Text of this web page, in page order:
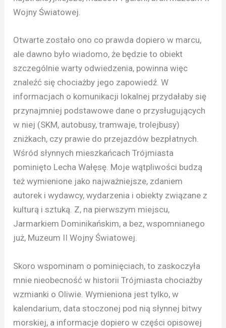
Wojny Światowej.
Otwarte zostało ono co prawda dopiero w marcu,
ale dawno było wiadomo, że będzie to obiekt
szczególnie warty odwiedzenia, powinna więc
znaleźć się chociażby jego zapowiedź. W
informacjach o komunikacji lokalnej przydałaby się
przynajmniej podstawowe dane o przysługujących
w niej (SKM, autobusy, tramwaje, trolejbusy)
zniżkach, czy prawie do przejazdów bezpłatnych.
Wśród słynnych mieszkańcach Trójmiasta
pominięto Lecha Wałęsę. Moje wątpliwości budzą
też wymienione jako najważniejsze, zdaniem
autorek i wydawcy, wydarzenia i obiekty związane z
kulturą i sztuką. Z, na pierwszym miejscu,
Jarmarkiem Dominikańskim, a bez, wspomnianego
już, Muzeum II Wojny Światowej.
Skoro wspominam o pominięciach, to zaskoczyła
mnie nieobecność w historii Trójmiasta chociażby
wzmianki o Oliwie. Wymieniona jest tylko, w
kalendarium, data stoczonej pod nią słynnej bitwy
morskiej, a informacje dopiero w części opisowej